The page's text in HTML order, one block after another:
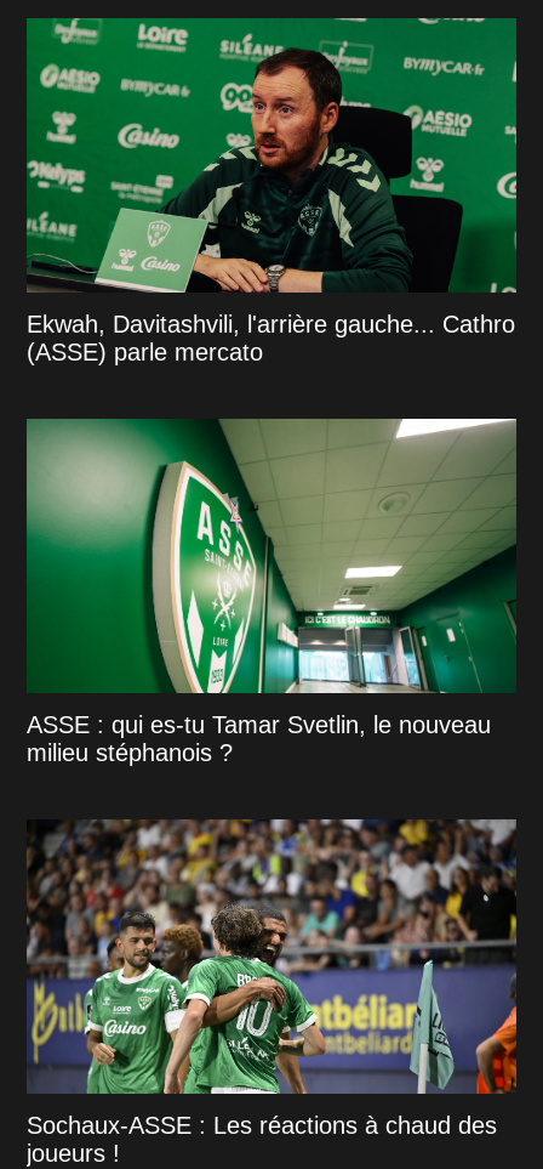
Ekwah, Davitashvili, l'arrière gauche... Cathro
(ASSE) parle mercato
ASSE : qui es-tu Tamar Svetlin, le nouveau
milieu stéphanois ?
Sochaux-ASSE : Les réactions à chaud des
joueurs !